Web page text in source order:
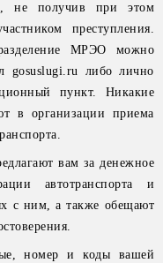
не получив при этом
преступления.
МРЭО можно
gosuslugi.ru либо лично
пункт. Никакие
в организации приема
вам за денежное
автотранспорта и
с ним, а также обещают
номер и коды вашей